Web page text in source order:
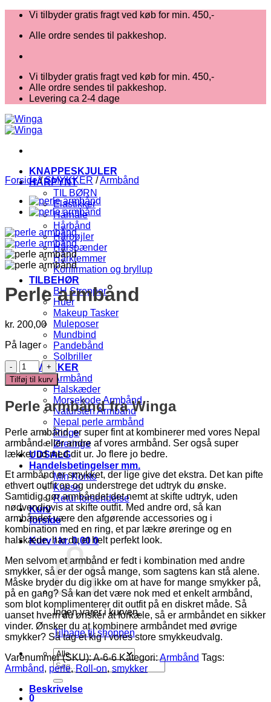
Fortsæt
indhold
Vi tilbyder gratis fragt ved køb for min. 450,-
Alle ordre sendes til pakkeshop.
Vi tilbyder gratis fragt ved køb for min. 450,-
Alle ordre sendes til pakkeshop.
Levering ca 2-4 dage
KNAPPESKJULER
HÅRPYNT
TIL BØRN
Elastikker
Hårnåle
Hårbånd
Hårbøjler
Hårspænder
Hårklemmer
Konfirmation og bryllup
TILBEHØR
BH Stropper
Huer
Makeup Tasker
Muleposer
Mundbind
Pandebånd
Solbriller
SMYKKER
Armbånd
Halskæder
Morsekode Armbånd
Natursten Armbånd
Nepal perle armbånd
Ringe
Øreringe
UDSALG
Handelsbetingelser mm.
Min Konto
Kasse
Retur forsendelse
Kurv
forside
Kurv /kr.0,00 0
Ingen varer i kurven.
Tilbage til shoppen
Søg
efter:
0
Forside / SMYKKER /Armbånd
Perle armbånd
kr. 200,00
På lager
Perle
armbånd
antal
Tilføj til kurv
Perle armbånd fra Winga
Perle armbånd, er super fint at kombinerer med vores Nepal
armbånd eller andre af vores armbånd. Ser også super
lækker ud med dit ur. Jo flere jo bedre.
Et armbånd er smykket, der lige give det ekstra. Det kan pifte
ethvert outfit op og understrege det udtryk du ønske.
Samtidig gør armbåndet det nemt at skifte udtryk, uden
nødvendigvis at skifte outfit. Med andre ord, så kan
armbåndet være den afgørende accessories og i
kombination med en ring, et par lækre øreringe og en
halskæde, har du et helt perfekt look.
Men selvom et armbånd er fedt i kombination med andre
smykker, så er der også mange, som sagtens kan stå alene.
Måske bryder du dig ikke om at have for mange smykker på,
på en gang? Så kan det være nok med et enkelt armbånd,
som blot komplimenterer dit outfit på en diskret måde. Så
uanset hvem du ønsker at forkæle, så er armbåndet en sikker
vinder. Ønsker du at kombinere armbåndet med øvrige
smykker? Så tag et kig i vores store smykkeudvalg.
Varenummer (SKU):A-6-6 Kategori:Armbånd Tags:
Armbånd, perle,Roll-on, smykker
Beskrivelse